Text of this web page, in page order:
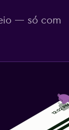
— só com